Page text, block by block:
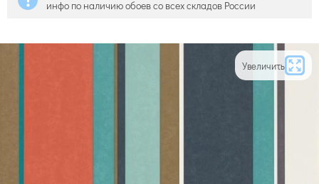
инфо по наличию обоев со всех складов России
Увеличить